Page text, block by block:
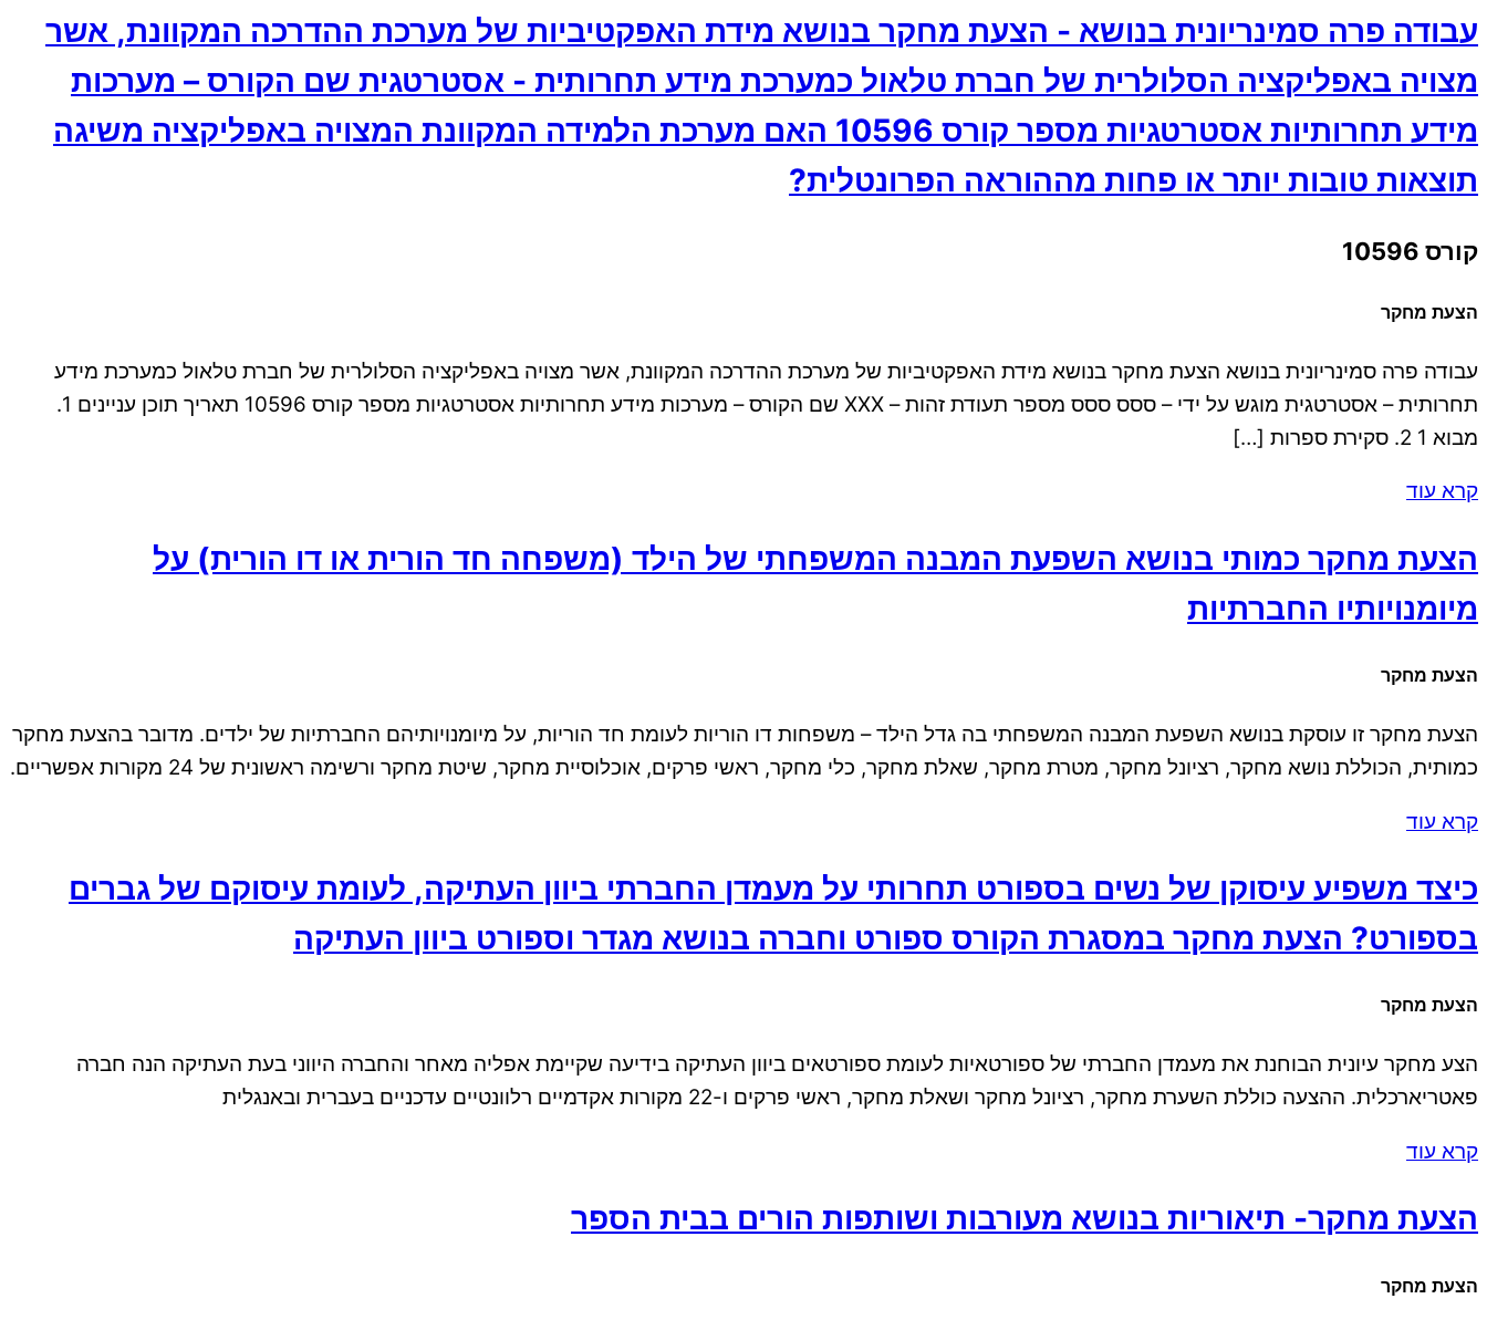
עבודה פרה סמינריונית בנושא - הצעת מחקר בנושא מידת האפקטיביות של מערכת ההדרכה המקוונת, אשר
מצויה באפליקציה הסלולרית של חברת טלאול כמערכת מידע תחרותית - אסטרטגית שם הקורס – מערכות
מידע תחרותיות אסטרטגיות מספר קורס 10596 האם מערכת הלמידה המקוונת המצויה באפליקציה משיגה
תוצאות טובות יותר או פחות מההוראה הפרונטלית?
קורס 10596
הצעת מחקר
עבודה פרה סמינריונית בנושא הצעת מחקר בנושא מידת האפקטיביות של מערכת ההדרכה המקוונת, אשר מצויה באפליקציה הסלולרית של חברת טלאול כמערכת מידע
תחרותית – אסטרטגית מוגש על ידי – ססס ססס מספר תעודת זהות – XXX שם הקורס – מערכות מידע תחרותיות אסטרטגיות מספר קורס 10596 תאריך תוכן עניינים 1.
מבוא 1 2. סקירת ספרות […]
קרא עוד
הצעת מחקר כמותי בנושא השפעת המבנה המשפחתי של הילד (משפחה חד הורית או דו הורית) על
מיומנויותיו החברתיות
הצעת מחקר
הצעת מחקר זו עוסקת בנושא השפעת המבנה המשפחתי בה גדל הילד – משפחות דו הוריות לעומת חד הוריות, על מיומנויותיהם החברתיות של ילדים. מדובר בהצעת מחקר
כמותית, הכוללת נושא מחקר, רציונל מחקר, מטרת מחקר, שאלת מחקר, כלי מחקר, ראשי פרקים, אוכלוסיית מחקר, שיטת מחקר ורשימה ראשונית של 24 מקורות אפשריים.
קרא עוד
כיצד משפיע עיסוקן של נשים בספורט תחרותי על מעמדן החברתי ביוון העתיקה, לעומת עיסוקם של גברים
בספורט? הצעת מחקר במסגרת הקורס ספורט וחברה בנושא מגדר וספורט ביוון העתיקה
הצעת מחקר
הצע מחקר עיונית הבוחנת את מעמדן החברתי של ספורטאיות לעומת ספורטאים ביוון העתיקה בידיעה שקיימת אפליה מאחר והחברה היווני בעת העתיקה הנה חברה
פאטריארכלית. ההצעה כוללת השערת מחקר, רציונל מחקר ושאלת מחקר, ראשי פרקים ו-22 מקורות אקדמיים רלוונטיים עדכניים בעברית ובאנגלית
קרא עוד
הצעת מחקר- תיאוריות בנושא מעורבות ושותפות הורים בבית הספר
הצעת מחקר